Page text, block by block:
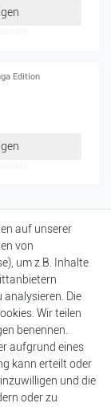
Edition
auf unserer
von
um z.B. Inhalte
Die
Wir teilen
benennen.
aufgrund eines
kann erteilt oder
und die
oder zu